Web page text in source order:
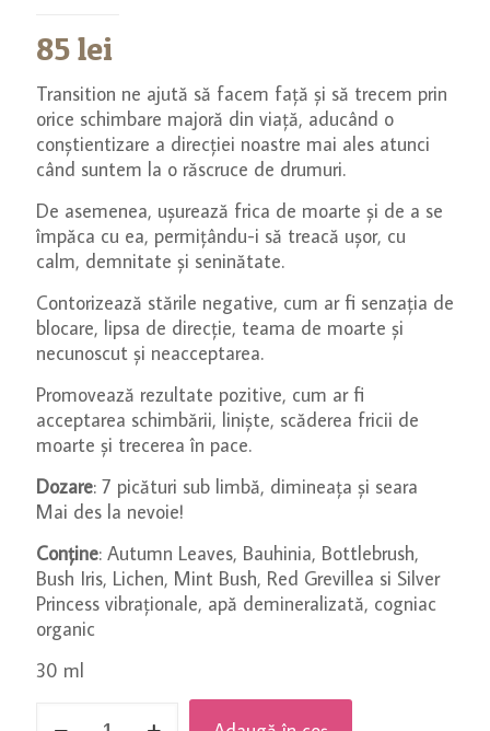
85lei
Transition ne ajută să facem față și să trecem prin
orice schimbare majoră din viață, aducând o
conștientizare a direcției noastre mai ales atunci
când suntem la o răscruce de drumuri.
De asemenea, ușurează frica de moarte și de a se
împăca cu ea, permițându-i să treacă ușor, cu
calm, demnitate și seninătate.
Contorizează stările negative, cum ar fi senzația de
blocare, lipsa de direcție, teama de moarte și
necunoscut și neacceptarea.
Promovează rezultate pozitive, cum ar fi
acceptarea schimbării, liniște, scăderea fricii de
moarte și trecerea în pace.
Dozare: 7 picături sub limbă, dimineața și seara
Mai des la nevoie!
Conține: Autumn Leaves, Bauhinia, Bottlebrush,
Bush Iris, Lichen, Mint Bush, Red Grevillea si Silver
Princess vibraționale, apă demineralizată, cogniac
organic
30 ml